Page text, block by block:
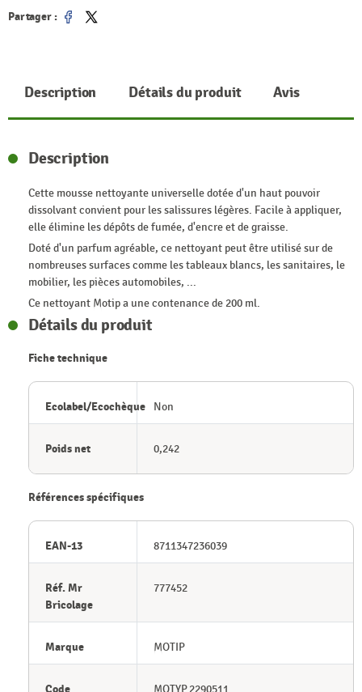
Partager :
Partager
Tweet
Description Détails du produit Avis
Description
Cette mousse nettoyante universelle dotée d'un haut pouvoir
dissolvant convient pour les salissures légères. Facile à appliquer,
elle élimine les dépôts de fumée, d'encre et de graisse.
Doté d'un parfum agréable, ce nettoyant peut être utilisé sur de
nombreuses surfaces comme les tableaux blancs, les sanitaires, le
mobilier, les pièces automobiles, ...
Ce nettoyant Motip a une contenance de 200 ml.
Détails du produit
Fiche technique
Ecolabel/Ecochèque Non
Poids net 0,242
Références spécifiques
EAN-13 8711347236039
Réf. Mr
Bricolage
777452
Marque MOTIP